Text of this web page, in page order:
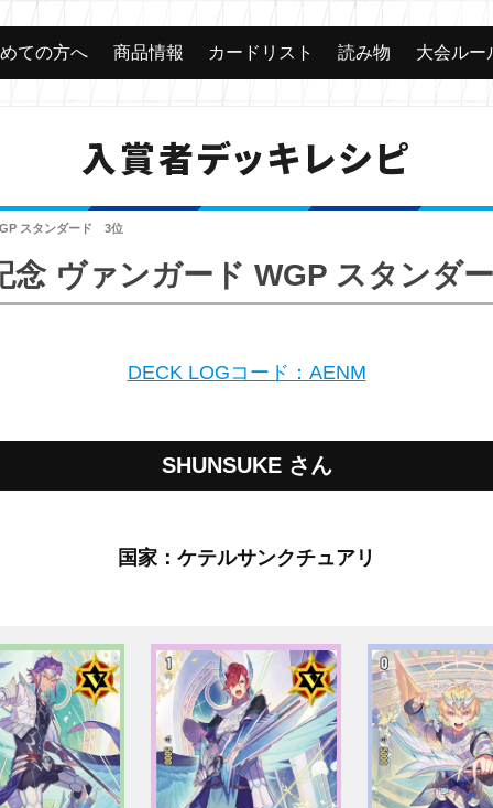
ての方へ 商品情報 カードリスト 読み物 大会ルー
入賞者デッキレシピ
スタンダード 3位
念 ヴァンガード WGP スタンダ
DECK LOGコード：AENM
SHUNSUKE さん
国家：ケテルサンクチュアリ